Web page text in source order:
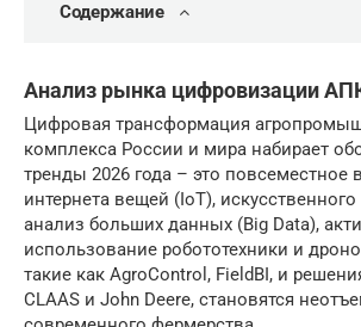
Содержание
Анализ рынка цифровизации
Цифровая трансформация
комплекса России и мира набирает
тренды 2026 года – это повсеместное
интернета вещей (IoT), искусственного
анализ больших данных (Big Data),
использование робототехники и
такие как AgroControl, FieldBI, и
CLAAS и John Deere, становятся